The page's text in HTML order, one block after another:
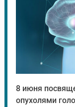
8 июня
опухолями